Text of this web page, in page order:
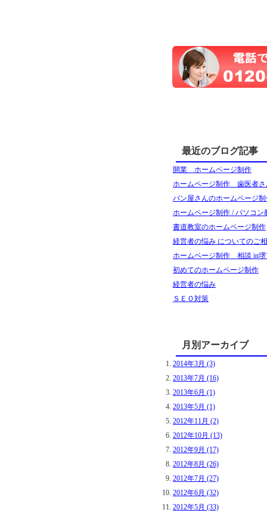
最近のブログ記事
開業 ホームページ制作
ホームページ制作 歯医者さ
パン屋さんのホームページ
ホームページ制作 / パソコン
書道教室のホームページ制作
経営者の悩み についてのご
ホームページ制作 相談 in堺
初めてのホームページ制作
経営者の悩み
ＳＥＯ対策
月別アーカイブ
2014年3月 (3)
2013年7月 (16)
2013年6月 (1)
2013年5月 (1)
2012年11月 (2)
2012年10月 (13)
2012年9月 (17)
2012年8月 (26)
2012年7月 (27)
2012年6月 (32)
2012年5月 (33)